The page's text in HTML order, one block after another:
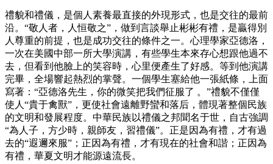
禮貌和禮儀，是個人素養最直接的外現形式，也是交往的最前
沿。“敬人者，人恒敬之”，做到言談舉止彬彬有禮，是贏得別
人尊重的前提，也是成功交往的條件之一。心理學家亞德洛，
一次在美國中部一所大學演講，有些學生本來存心想跟他過不
去，但看到他臉上的笑容時，心里便產生了好感。等到他演講
完畢，全場響起熱烈的掌聲。一個學生塞給他一張紙條，上面
寫著：“亞德洛先生，你的微笑把我們征服了 。”禮貌不僅僅
使人“貴于禽獸”，更使社會遠離野蠻和落后，體現著整個民族
的文明和發展程度。中華民族以禮儀之邦聞名于世，自古強調
“為人子，方少時，親師友，習禮儀”。正是因為有禮，才有過
去的“遐邇來服”；正因為有禮，才有現在的社會和諧；正因為
有禮，華夏文明才能源遠流長。